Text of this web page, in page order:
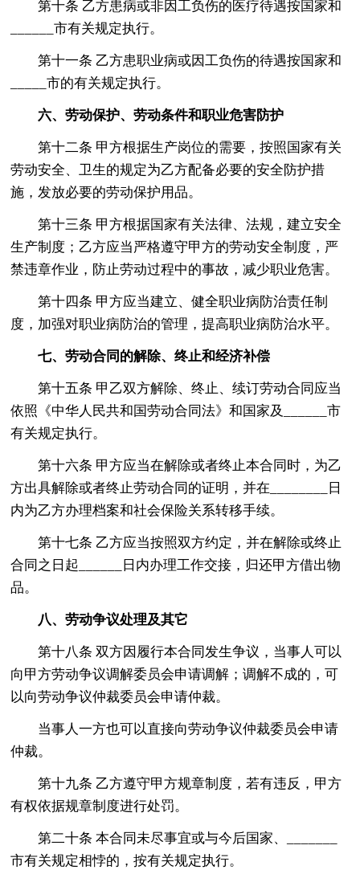
第十条 乙方患病或非因工负伤的医疗待遇按国家和
______市有关规定执行。
第十一条 乙方患职业病或因工负伤的待遇按国家和
_____市的有关规定执行。
六、劳动保护、劳动条件和职业危害防护
第十二条 甲方根据生产岗位的需要，按照国家有关
劳动安全、卫生的规定为乙方配备必要的安全防护措
施，发放必要的劳动保护用品。
第十三条 甲方根据国家有关法律、法规，建立安全
生产制度；乙方应当严格遵守甲方的劳动安全制度，严
禁违章作业，防止劳动过程中的事故，减少职业危害。
第十四条 甲方应当建立、健全职业病防治责任制
度，加强对职业病防治的管理，提高职业病防治水平。
七、劳动合同的解除、终止和经济补偿
第十五条 甲乙双方解除、终止、续订劳动合同应当
依照《中华人民共和国劳动合同法》和国家及______市
有关规定执行。
第十六条 甲方应当在解除或者终止本合同时，为乙
方出具解除或者终止劳动合同的证明，并在________日
内为乙方办理档案和社会保险关系转移手续。
第十七条 乙方应当按照双方约定，并在解除或终止
合同之日起______日内办理工作交接，归还甲方借出物
品。
八、劳动争议处理及其它
第十八条 双方因履行本合同发生争议，当事人可以
向甲方劳动争议调解委员会申请调解；调解不成的，可
以向劳动争议仲裁委员会申请仲裁。
当事人一方也可以直接向劳动争议仲裁委员会申请
仲裁。
第十九条 乙方遵守甲方规章制度，若有违反，甲方
有权依据规章制度进行处罚。
第二十条 本合同未尽事宜或与今后国家、_______
市有关规定相悖的，按有关规定执行。